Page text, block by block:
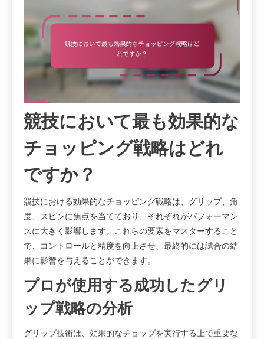
競技において最も効果的な
チョッピング戦略はどれ
ですか？
競技における効果的なチョッピング戦略は、グリップ、角
度、スピンに焦点を当てており、それぞれがパフォーマン
スに大きく影響します。これらの要素をマスターすること
で、コントロールと精度を向上させ、最終的には試合の結
果に影響を与えることができます。
プロが使用する成功したグリ
ップ戦略の分析
グリップ技術は、効果的なチョップを実行する上で重要な